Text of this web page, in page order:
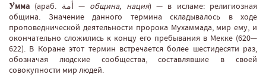
У́мма (араб. أمة‎‎ — община, нация‎) — в исламе: религиозная
община. Значение данного термина складывалось в ходе
проповеднической деятельности пророка Мухаммада, мир ему, и
окончательно сложились к концу его пребывания в Мекке (620—
622). В Коране этот термин встречается более шестидесяти раз,
обозначая людские сообщества, составлявшие в своей
совокупности мир людей.